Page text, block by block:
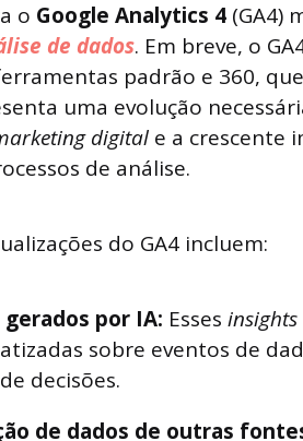
o Google Analytics 4 (GA4)
de dados. Em breve, o
padrão e 360,
uma evolução
digital e a crescente
de análise.
do GA4 incluem:
por IA: Esses insights
sobre eventos de
decisões.
de dados de outras